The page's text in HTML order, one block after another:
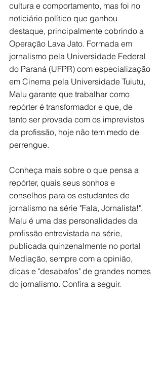
cultura e comportamento, mas foi no
noticiário político que ganhou
destaque, principalmente cobrindo a
Operação Lava Jato. Formada em
jornalismo pela Universidade Federal
do Paraná (UFPR) com especialização
em Cinema pela Universidade Tuiutu,
Malu garante que trabalhar como
repórter é transformador e que, de
tanto ser provada com os imprevistos
da profissão, hoje não tem medo de
perrengue.
Conheça mais sobre o que pensa a
repórter, quais seus sonhos e
conselhos para os estudantes de
jornalismo na série "Fala, Jornalista!".
Malu é uma das personalidades da
profissão entrevistada na série,
publicada quinzenalmente no portal
Mediação, sempre com a opinião,
dicas e "desabafos" de grandes nomes
do jornalismo. Confira a seguir.